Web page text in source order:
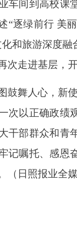
间到高校课堂
“逐绿前行 美
化和旅游深度
次走进基层，
舞人心，新使
次以正确政绩
干部群众和青
记嘱托、感恩
（日照报业全